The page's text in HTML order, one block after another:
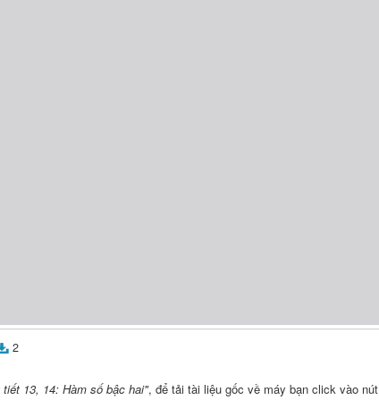
2
13, 14: Hàm số bậc hai", để tải tài liệu gốc về máy bạn click vào nút